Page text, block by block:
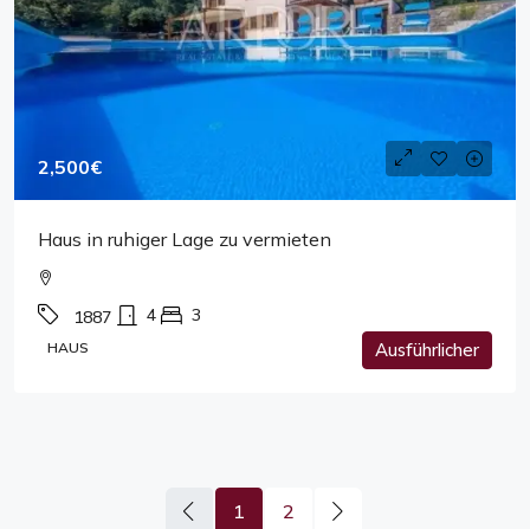
2,500€
Haus in ruhiger Lage zu vermieten
1887 4 3
HAUS Ausführlicher
1 2